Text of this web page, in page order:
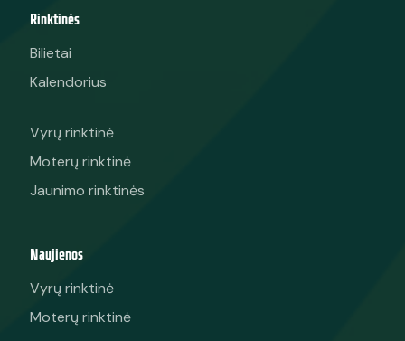
Rinktinės
Bilietai
Kalendorius
Vyrų rinktinė
Moterų rinktinė
Jaunimo rinktinės
Naujienos
Vyrų rinktinė
Moterų rinktinė